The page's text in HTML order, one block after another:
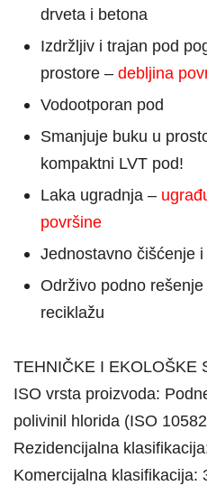
drveta i betona
Izdržljiv i trajan pod
prostore – debljina
Vodootporan pod
Smanjuje buku u
kompaktni LVT pod!
Laka ugradnja – u
površine
Jednostavno
Održivo podno
reciklažu
TEHNIČKE I EKOLOŠKE
ISO vrsta proizvoda:
polivinil hlorida (ISO
Rezidencijalna
Komercijalna klasifikacija: